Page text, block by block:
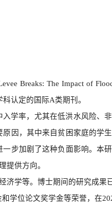
Breaks: The Impact of
认定的国际A类期刊。
学率，尤其在低洪水风险、
因，其中来自贫困家庭的学生
步加剧了这种负面影响。本
提供方向。
济学等。博士期间的研究成果
学位论文奖学金等荣誉，在